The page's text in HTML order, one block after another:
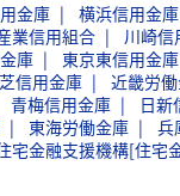
金庫 横浜信用金庫
業信用組合 川崎信
庫 東京東信用金庫
芝信用金庫 近畿労
青梅信用金庫 日新
東海労働金庫 兵
宅金融支援機構[住宅